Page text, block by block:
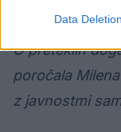
Data Deletion
O preteklih
poročala
z javnostmi